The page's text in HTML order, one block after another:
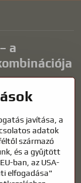
a
és a vízi
egészséges
képező
szükségük
javítása, a
adatok
származó
és a gyűjtött
ban, az USA-
elfogadása"